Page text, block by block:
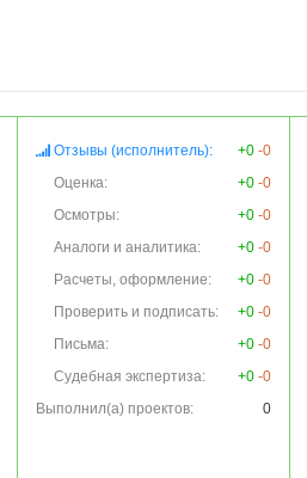
Отзывы (исполнитель): +0 -0
Оценка:
+0 -0
Осмотры:
+0 -0
Аналоги и аналитика:
+0 -0
Расчеты, оформление:
+0 -0
Проверить и подписать:
+0 -0
Письма:
+0 -0
Судебная экспертиза:
+0 -0
Выполнил(а) проектов:
0